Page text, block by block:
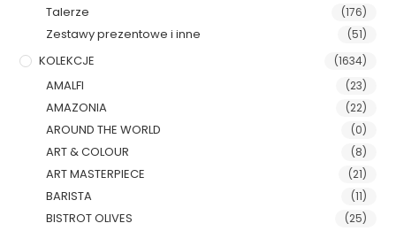
Talerze (176)
Zestawy prezentowe i inne (51)
KOLEKCJE (1634)
AMALFI (23)
AMAZONIA (22)
AROUND THE WORLD (0)
ART & COLOUR (8)
ART MASTERPIECE (21)
BARISTA (11)
BISTROT OLIVES (25)